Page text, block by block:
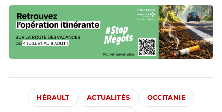
HÉRAULT ACTUALITÉS OCCITANIE